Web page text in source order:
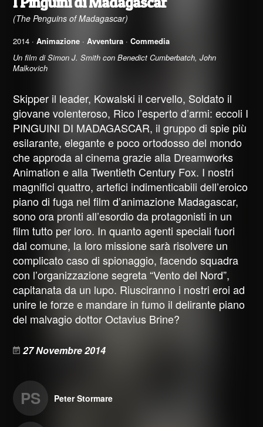
(The Penguins of Madagascar)
2014 · Animazione ·Avventura ·Commedia
Un film di Simon J. Smith con Benedict Cumberbatch, John
Malkovich
Skipper il leader, Kowalski il cervello, Soldato il
giovane volenteroso, Rico l’esperto d’armi: eccoli I
PINGUINI DI MADAGASCAR, il gruppo di spie più
esilarante, elegante e poco ortodosso del mondo
che approda al cinema grazie alla Dreamworks
Animation e alla Twentieth Century Fox. I nostri
magnifici quattro, artefici indimenticabili dell’eroico
piano di fuga nel film d’animazione Madagascar,
sono ora pronti all’esordio da protagonisti in un
film tutto per loro. In quanto agenti speciali fuori
dal comune, la loro missione sarà risolvere un
complicato caso di spionaggio, facendo squadra
con l’organizzazione segreta “Vento del Nord”,
capitanata da un lupo. Riusciranno i nostri eroi ad
unire le forze e mandare in fumo il delirante piano
del malvagio dottor Octavius Brine?
27 Novembre 2014
PS Peter Stormare